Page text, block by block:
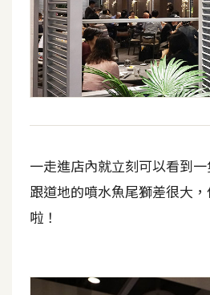
掛
實
作
電
商
o
C
o
一走進店內就立刻可以看到
跟道地的噴水魚尾獅差很大
啦！